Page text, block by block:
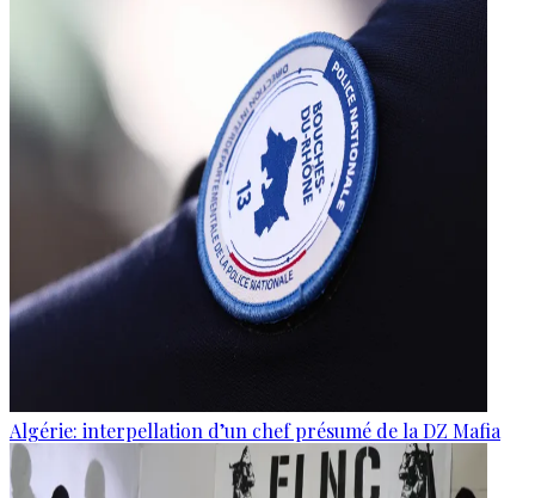
Algérie: interpellation d’un chef présumé de la DZ Mafia